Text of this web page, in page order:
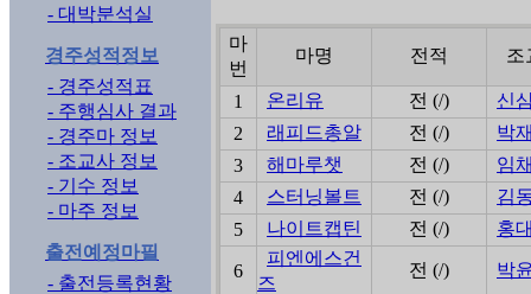
- 대박분석실
경주성적정보
- 경주성적표
- 주행심사 결과
- 경주마 정보
- 조교사 정보
- 기수 정보
- 마주 정보
출전예정마필
- 출전등록현황
마
번
마명 전적 조
1
온리유 전 (/) 신
2
래피드총알 전 (/) 박
3
해마루챗 전 (/) 임
4
스터닝볼트 전 (/) 김
5
나이트캡틴 전 (/) 홍
6
피엔에스건
즈
전 (/) 박